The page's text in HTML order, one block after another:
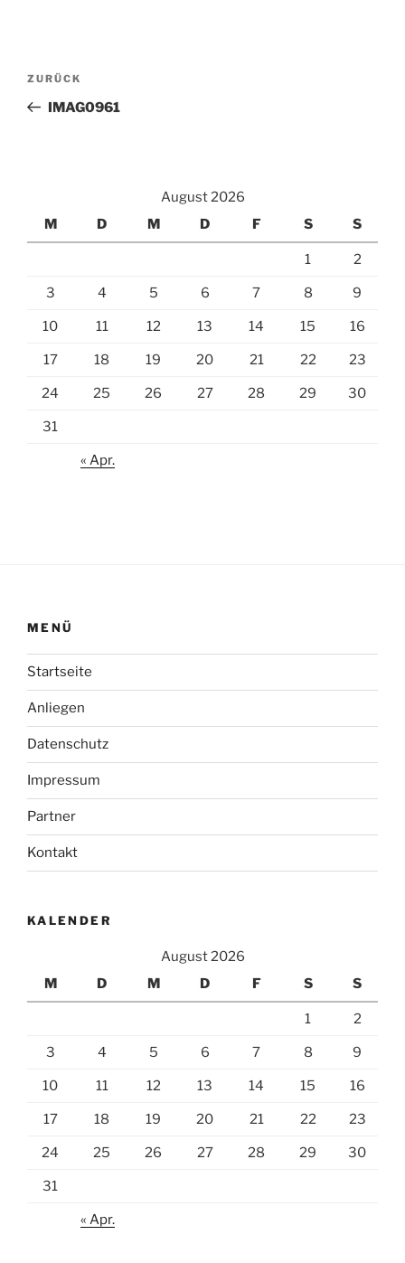
Beitragsnavigation
Vorheriger
Beitrag
ZURÜCK
IMAG0961
August 2026
M
D M D F S S
1 2
3 4 5 6 7 8 9
10 11 12 13 14 15 16
17 18 19 20 21 22 23
24 25 26 27 28 29 30
31
« Apr.
MENÜ
Startseite
Anliegen
Datenschutz
Impressum
Partner
Kontakt
KALENDER
August 2026
M
D M D F S S
1 2
3 4 5 6 7 8 9
10 11 12 13 14 15 16
17 18 19 20 21 22 23
24 25 26 27 28 29 30
31
« Apr.